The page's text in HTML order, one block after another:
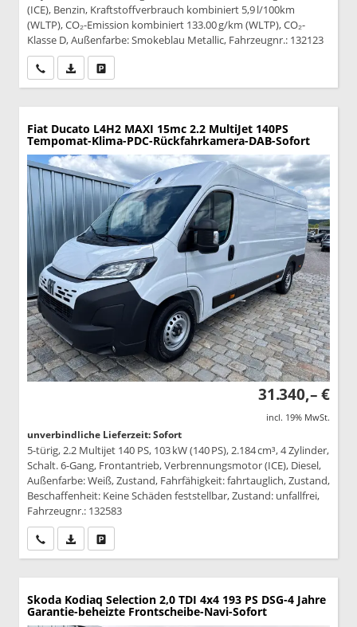
(ICE), Benzin, Kraftstoffverbrauch kombiniert 5,9 l/100km
(WLTP), CO₂-Emission kombiniert 133.00 g/km (WLTP), CO₂-
Klasse D, Außenfarbe: Smokeblau Metallic, Fahrzeugnr.: 132123
Wir rufen Sie anPDF-Datei, Fahrzeugexposé drucken
Fiat Ducato L4H2 MAXI 15mc 2.2 MultiJet 140PS
Tempomat-Klima-PDC-Rückfahrkamera-DAB-Sofort
31.340,– €
incl. 19% MwSt.
unverbindliche Lieferzeit: Sofort
5-türig, 2.2 Multijet 140 PS, 103 kW (140 PS), 2.184 cm³, 4 Zylinder,
Schalt. 6-Gang, Frontantrieb, Verbrennungsmotor (ICE), Diesel,
Außenfarbe: Weiß, Zustand, Fahrfähigkeit: fahrtauglich, Zustand,
Beschaffenheit: Keine Schäden feststellbar, Zustand: unfallfrei,
Fahrzeugnr.: 132583
Wir rufen Sie anPDF-Datei, Fahrzeugexposé drucken
Skoda Kodiaq Selection 2,0 TDI 4x4 193 PS DSG-4 Jahre
Garantie-beheizte Frontscheibe-Navi-Sofort